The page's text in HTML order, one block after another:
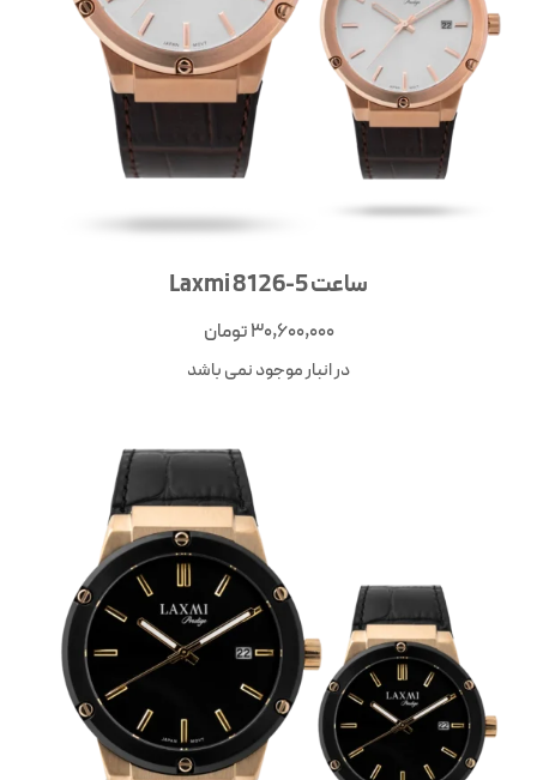
ساعت Laxmi 8126-5
30,600,000تومان
در انبار موجود نمی باشد